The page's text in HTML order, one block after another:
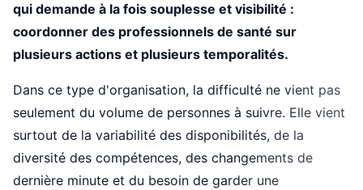
qui demande à la fois souplesse et visibilité :
coordonner des professionnels de santé sur
plusieurs actions et plusieurs temporalités.
Dans ce type d'organisation, la difficulté ne vient pas
seulement du volume de personnes à suivre. Elle vient
surtout de la variabilité des disponibilités, de la
diversité des compétences, des changements de
dernière minute et du besoin de garder une